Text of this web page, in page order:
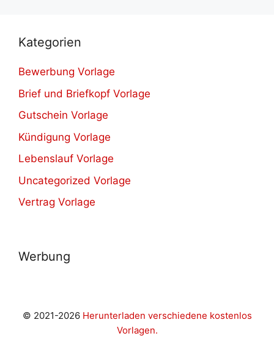
Kategorien
Bewerbung Vorlage
Brief und Briefkopf Vorlage
Gutschein Vorlage
Kündigung Vorlage
Lebenslauf Vorlage
Uncategorized Vorlage
Vertrag Vorlage
Werbung
© 2021-2026 Herunterladen verschiedene kostenlos
Vorlagen.